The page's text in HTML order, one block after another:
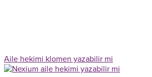
Aile hekimi klomen yazabilir mi